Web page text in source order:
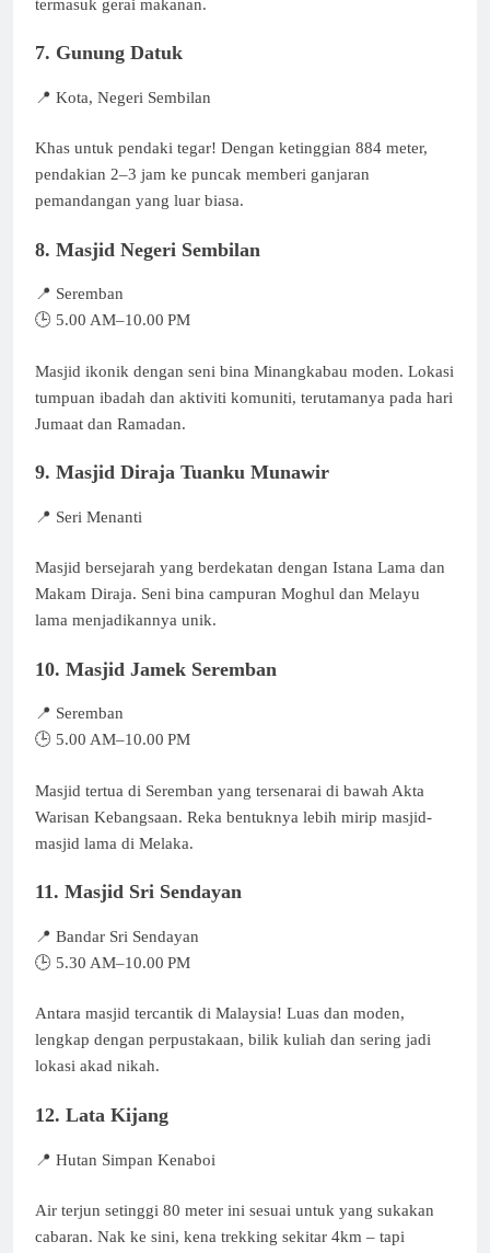
termasuk gerai makanan.
7. Gunung Datuk
📍 Kota, Negeri Sembilan
Khas untuk pendaki tegar! Dengan ketinggian 884 meter,
pendakian 2–3 jam ke puncak memberi ganjaran
pemandangan yang luar biasa.
8. Masjid Negeri Sembilan
📍 Seremban
🕒 5.00 AM–10.00 PM
Masjid ikonik dengan seni bina Minangkabau moden. Lokasi
tumpuan ibadah dan aktiviti komuniti, terutamanya pada hari
Jumaat dan Ramadan.
9. Masjid Diraja Tuanku Munawir
📍 Seri Menanti
Masjid bersejarah yang berdekatan dengan Istana Lama dan
Makam Diraja. Seni bina campuran Moghul dan Melayu
lama menjadikannya unik.
10. Masjid Jamek Seremban
📍 Seremban
🕒 5.00 AM–10.00 PM
Masjid tertua di Seremban yang tersenarai di bawah Akta
Warisan Kebangsaan. Reka bentuknya lebih mirip masjid-
masjid lama di Melaka.
11. Masjid Sri Sendayan
📍 Bandar Sri Sendayan
🕒 5.30 AM–10.00 PM
Antara masjid tercantik di Malaysia! Luas dan moden,
lengkap dengan perpustakaan, bilik kuliah dan sering jadi
lokasi akad nikah.
12. Lata Kijang
📍 Hutan Simpan Kenaboi
Air terjun setinggi 80 meter ini sesuai untuk yang sukakan
cabaran. Nak ke sini, kena trekking sekitar 4km – tapi